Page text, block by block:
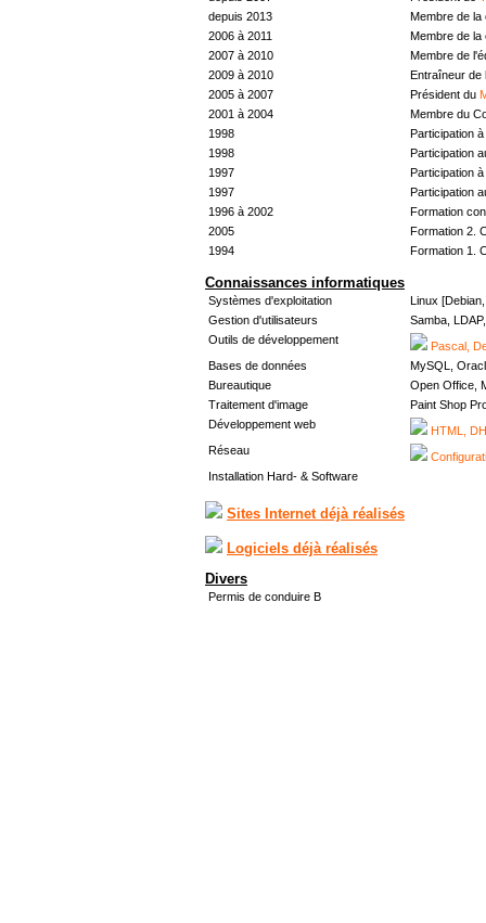
depuis 2013
Membre de
2006 à 2011
Membre de
2007 à 2010
Membre de
2009 à 2010
Entraîneur de
2005 à 2007
Président du
2001 à 2004
Membre du
1998
Participation à
1998
Participation
1997
Participation à
1997
Participation
1996 à 2002
Formation
2005
Formation 2.
1994
Formation 1.
Connaissances informatiques
Systèmes d'exploitation
Linux
Gestion d'utilisateurs
Samba,
Outils de développement
Pascal,
Bases de données
MySQL,
Bureautique
Open Office,
Traitement d'image
Paint Shop
Développement web
HTML,
Réseau
Installation Hard- & Software
Sites Internet déjà réalisés
Logiciels déjà réalisés
Divers
Permis de conduire B